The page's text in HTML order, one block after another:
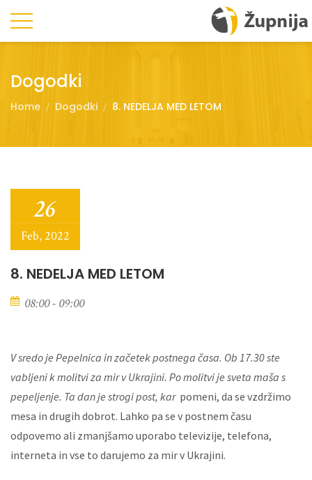
Dogodki
Home Dogodki 8. NEDELJA MED LETOM
26
Feb, 2022
8. NEDELJA MED LETOM
08:00 - 09:00
V sredo je Pepelnica in začetek postnega časa. Ob 17.30 ste
vabljeni k molitvi za mir v Ukrajini. Po molitvi je sveta maša s
pepeljenje. Ta dan je strogi post, kar pomeni, da se vzdržimo
mesa in drugih dobrot. Lahko pa se v postnem času
odpovemo ali zmanjšamo uporabo televizije, telefona,
interneta in vse to darujemo za mir v Ukrajini.